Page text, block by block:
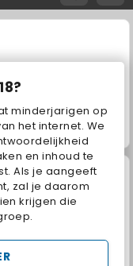
minderjarigen op
het internet. We
en inhoud te
Als je aangeeft
zal je daarom
krijgen die
Mahjong Connect